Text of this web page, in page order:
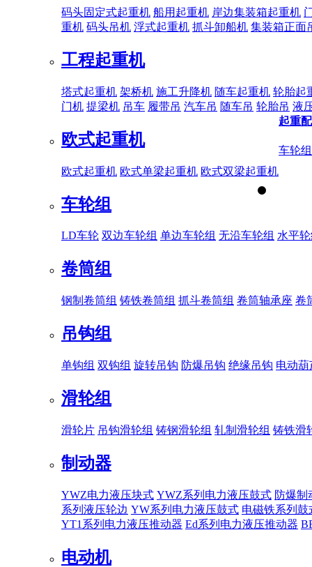
码头固定式起重机 船用起重机 岸边集装箱起重机
重机 码头吊机 浮式起重机 抓斗卸船机 集装箱正面
工程起重机
塔式起重机 架桥机 施工升降机 随车起重机 轮胎起
门机 提梁机 吊车 履带吊 汽车吊 随车吊 轮胎吊 液
欧式起重机
欧式起重机 欧式单梁起重机 欧式双梁起重机
起重
车轮组
车轮组
LD车轮 双边车轮组 单边车轮组 无沿车轮组 水平
卷筒组
钢制卷筒组 铸铁卷筒组 抓斗卷筒组 卷筒轴承座 卷
吊钩组
单钩组 双钩组 旋转吊钩 防爆吊钩 绝缘吊钩 电动
滑轮组
滑轮片 吊钩滑轮组 铸钢滑轮组 轧制滑轮组 铸铁滑
制动器
YWZ电力液压块式 YWZ系列电力液压鼓式 防爆制
系列液压轮边 YW系列电力液压鼓式 电磁铁系列鼓
YT1系列电力液压推动器 Ed系列电力液压推动器
电动机